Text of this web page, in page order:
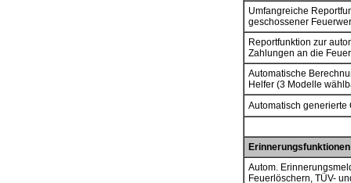
Umfangreiche
geschossener
Reportfunktion zur
Zahlungen an die
Automatische
Helfer (3 Modelle
Automatisch generierte
Erinnerungsfunktionen
Autom.
Feuerlöschern, TÜV-